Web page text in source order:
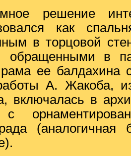
решение
как
в торцовой
обращенными в
рама ее
А. Жакоба,
включалась в
с